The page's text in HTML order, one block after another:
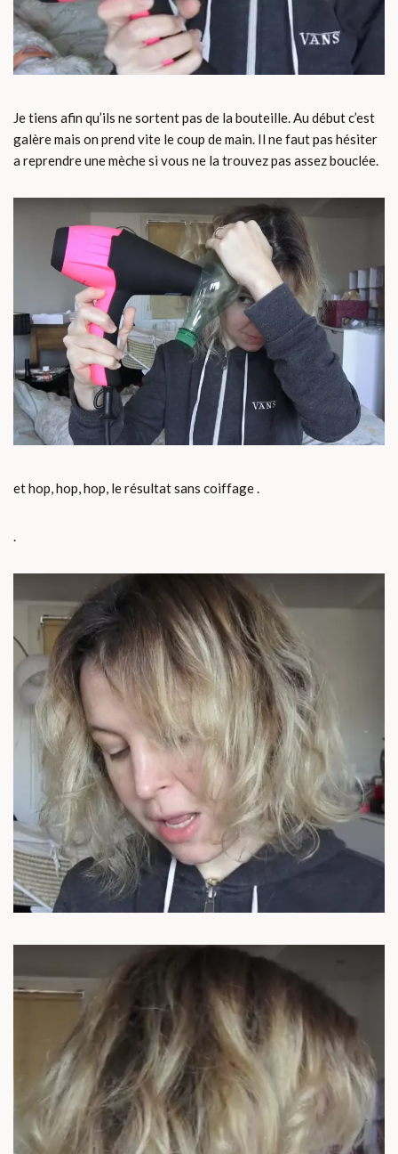
Je tiens afin qu’ils ne sortent pas de la bouteille. Au début c’est
galère mais on prend vite le coup de main. Il ne faut pas hésiter
a reprendre une mèche si vous ne la trouvez pas assez bouclée.
et hop, hop, hop, le résultat sans coiffage .
.